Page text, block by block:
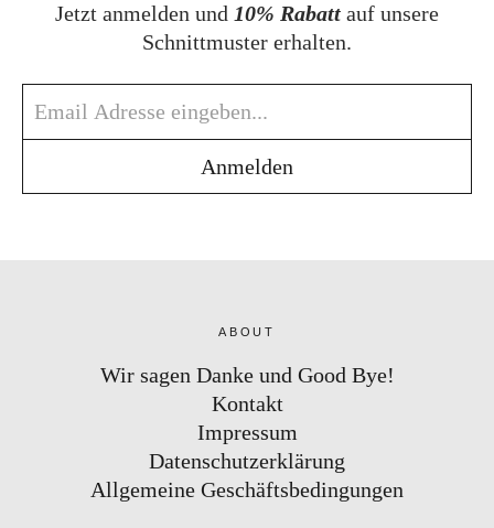
Jetzt anmelden und 10% Rabatt auf unsere
Schnittmuster erhalten.
ABOUT
Wir sagen Danke und Good Bye!
Kontakt
Impressum
Datenschutzerklärung
Allgemeine Geschäftsbedingungen